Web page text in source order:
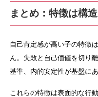
まとめ：特徴は構
自己肯定感が高い子の特徴
ん。失敗と自己価値を切り
基準、内的安定性が基盤にあ
これらの特徴は表面的な行